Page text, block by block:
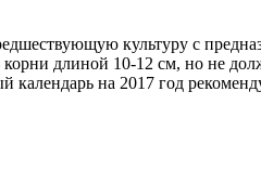
культуру с
длиной 10-12 см, но не
на 2017 год